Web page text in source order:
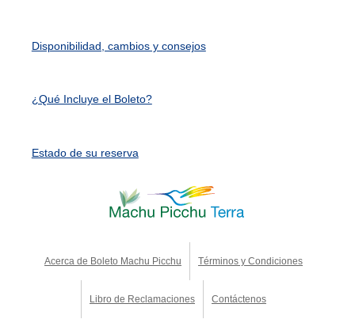
Disponibilidad, cambios y consejos
¿Qué Incluye el Boleto?
Estado de su reserva
Acerca de Boleto Machu Picchu Términos y Condiciones
Libro de Reclamaciones Contáctenos